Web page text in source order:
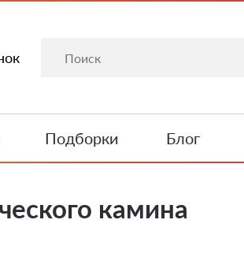
Подборки Блог
камина